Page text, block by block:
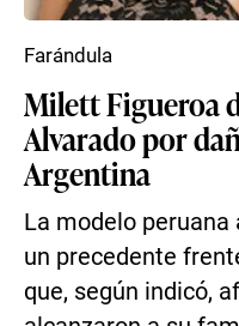
Milett Figueroa
Alvarado por
Argentina
La modelo
un precedente
que, según indicó,
Farándula